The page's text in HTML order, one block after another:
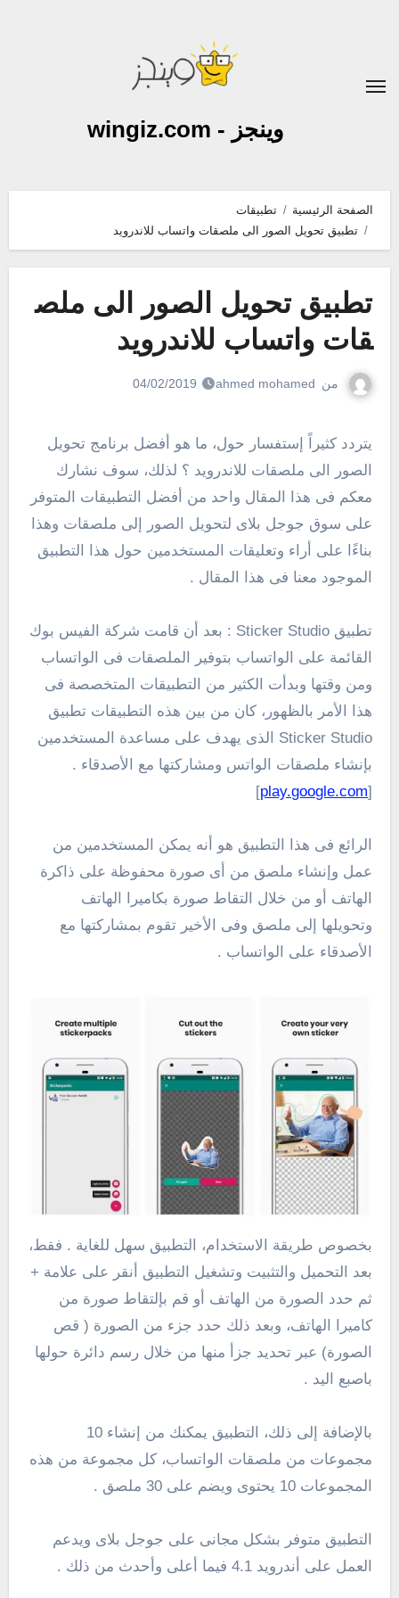
وينجز - wingiz.com
الصفحة الرئيسية
تطبيقات
تطبيق تحويل الصور الى ملصقات واتساب للاندرويد
تطبيق تحويل الصور الى ملص
قات واتساب للاندرويد
من ahmed mohamed
04/02/2019
يتردد كثيراً إستفسار حول، ما هو أفضل برنامج تحويل
الصور الى ملصقات للاندرويد ؟ لذلك، سوف نشارك
معكم فى هذا المقال واحد من أفضل التطبيقات المتوفر
على سوق جوجل بلاى لتحويل الصور إلى ملصقات وهذا
بناءًا على أراء وتعليقات المستخدمين حول هذا التطبيق
الموجود معنا فى هذا المقال .
تطبيق Sticker Studio : بعد أن قامت شركة الفيس بوك
القائمة على الواتساب بتوفير الملصقات فى الواتساب
ومن وقتها وبدأت الكثير من التطبيقات المتخصصة فى
هذا الأمر بالظهور، كان من بين هذه التطبيقات تطبيق
Sticker Studio الذى يهدف على مساعدة المستخدمين
بإنشاء ملصقات الواتس ومشاركتها مع الأصدقاء .
[
play.google.com
]
الرائع فى هذا التطبيق هو أنه يمكن المستخدمين من
عمل وإنشاء ملصق من أى صورة محفوظة على ذاكرة
الهاتف أو من خلال التقاط صورة بكاميرا الهاتف
وتحويلها إلى ملصق وفى الأخير تقوم بمشاركتها مع
الأصدقاء على الواتساب .
بخصوص طريقة الاستخدام، التطبيق سهل للغاية . فقط،
بعد التحميل والتثبيت وتشغيل التطبيق أنقر على علامة +
ثم حدد الصورة من الهاتف أو قم بإلتقاط صورة من
كاميرا الهاتف، وبعد ذلك حدد جزء من الصورة ( قص
الصورة) عبر تحديد جزأ منها من خلال رسم دائرة حولها
باصبع اليد .
بالإضافة إلى ذلك، التطبيق يمكنك من إنشاء 10
مجموعات من ملصقات الواتساب، كل مجموعة من هذه
المجموعات 10 يحتوى ويضم على 30 ملصق .
التطبيق متوفر بشكل مجانى على جوجل بلاى ويدعم
العمل على أندرويد 4.1 فيما أعلى وأحدث من ذلك .